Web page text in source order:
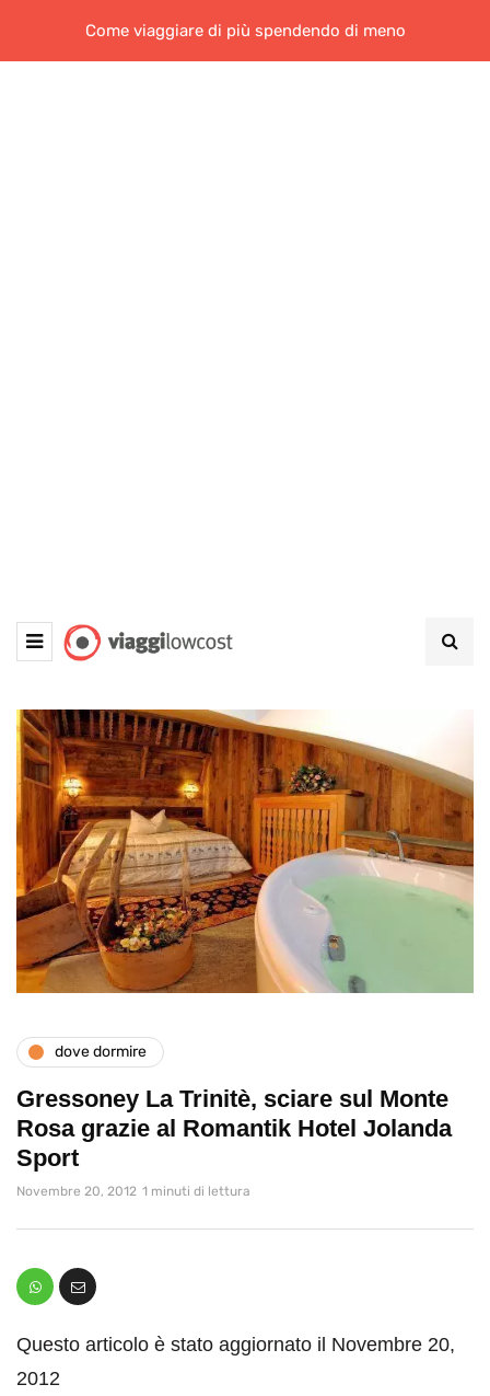
Come viaggiare di più spendendo di meno
dove dormire
Gressoney La Trinitè, sciare sul Monte
Rosa grazie al Romantik Hotel Jolanda
Sport
Novembre 20, 2012 1 minuti di lettura
Questo articolo è stato aggiornato il Novembre 20,
2012